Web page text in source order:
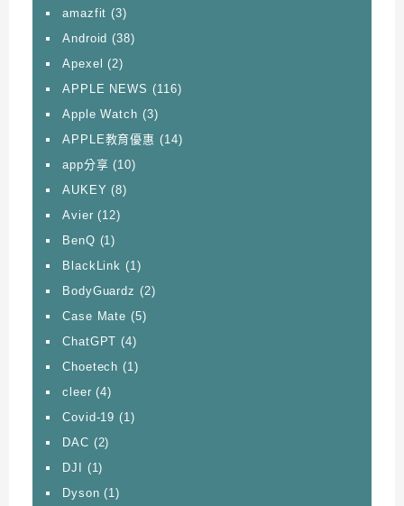
amazfit (3)
Android (38)
Apexel (2)
APPLE NEWS (116)
Apple Watch (3)
APPLE教育優惠 (14)
app分享 (10)
AUKEY (8)
Avier (12)
BenQ (1)
BlackLink (1)
BodyGuardz (2)
Case Mate (5)
ChatGPT (4)
Choetech (1)
cleer (4)
Covid-19 (1)
DAC (2)
DJI
(1)
Dyson (1)